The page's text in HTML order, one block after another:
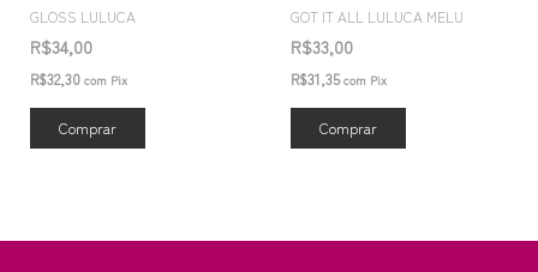
GLOSS LULUCA
R$34,00
R$32,30 com Pix
GOT IT ALL LULUCA MELU
R$33,00
R$31,35com Pix
Comprar